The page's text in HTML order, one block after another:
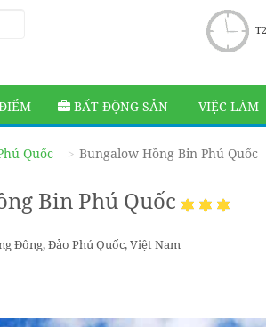
BẤT ĐỘNG SẢN VIỆC LÀM
Quốc Bungalow Hồng Bin Phú Quốc
Bin Phú Quốc
Đông, Đảo Phú Quốc, Việt Nam